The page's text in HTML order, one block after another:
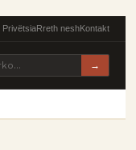
PrivëtsiaRreth neshKontakt
Proc. Përmbarimore
→